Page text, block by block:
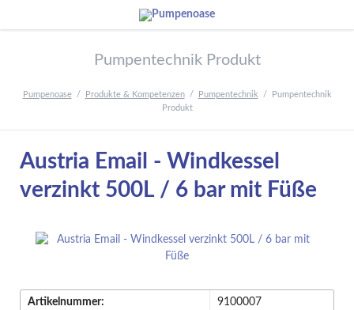
Pumpentechnik Produkt
Pumpenoase Produkte & Kompetenzen Pumpentechnik
Pumpentechnik
Produkt
Austria Email - Windkessel
verzinkt 500L / 6 bar mit Füße
Artikelnummer: 9100007